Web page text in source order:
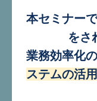
本セミナー
をさ
業務効率化
ステムの活